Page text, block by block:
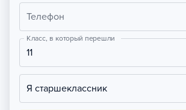
Телефон
Класс, в который перешли
11
Я старшеклассник